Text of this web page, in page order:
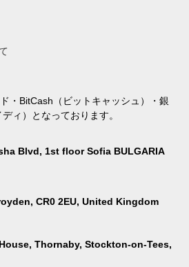
・BitCash（ビットキャッシュ）・銀
ィ）となっております。
Blvd, 1st floor Sofia BULGARIA
CR0 2EU, United Kingdom
Thornaby, Stockton-on-Tees,